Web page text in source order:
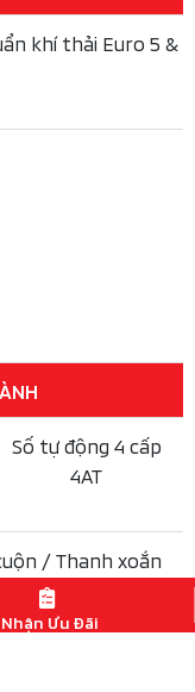
đạp, đồ nội thất
chiếc xe chở hàng
chở hàng dung
thể lên tới 1.632 lít
toàn của
Xpander
xăng 1.5Lhút khí
và mô men xoắn
Việt Nam vẫn giữ
Nhận Ưu Đãi